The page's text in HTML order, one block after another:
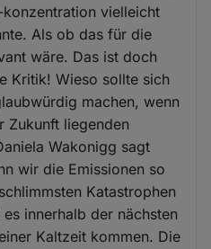
vielleicht
Als ob das für die
wäre. Das ist doch
Kritik! Wieso sollte sich
machen, wenn
Zukunft liegenden
Wakonigg sagt
wir die Emissionen so
Katastrophen
innerhalb der nächsten
Kaltzeit kommen. Die